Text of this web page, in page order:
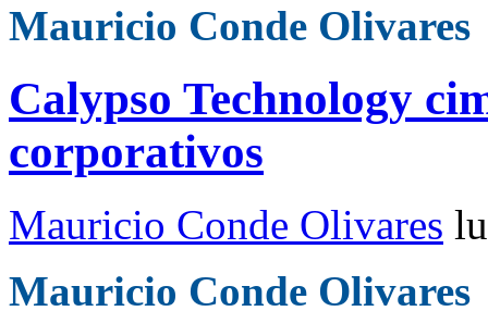
Mauricio Conde Olivares
Calypso Technology
corporativos
Mauricio Conde Olivares
Mauricio Conde Olivares